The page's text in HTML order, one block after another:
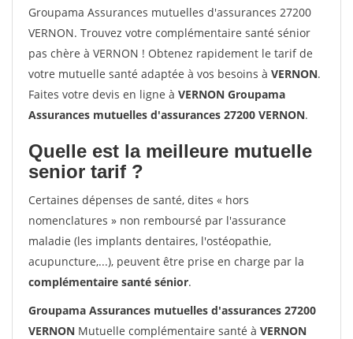
Groupama Assurances mutuelles d'assurances 27200
VERNON. Trouvez votre complémentaire santé sénior
pas chère à VERNON ! Obtenez rapidement le tarif de
votre mutuelle santé adaptée à vos besoins à VERNON.
Faites votre devis en ligne à VERNON Groupama
Assurances mutuelles d'assurances 27200 VERNON.
Quelle est la meilleure mutuelle
senior tarif ?
Certaines dépenses de santé, dites « hors
nomenclatures » non remboursé par l'assurance
maladie (les implants dentaires, l'ostéopathie,
acupuncture,...), peuvent être prise en charge par la
complémentaire santé sénior.
Groupama Assurances mutuelles d'assurances 27200
VERNON Mutuelle complémentaire santé à VERNON